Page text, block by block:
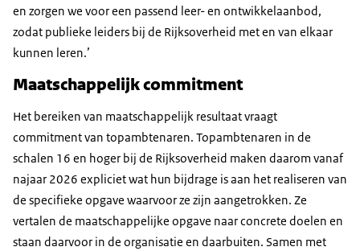
en zorgen we voor een passend leer- en ontwikkelaanbod,
zodat publieke leiders bij de Rijksoverheid met en van elkaar
kunnen leren.’
Maatschappelijk commitment
Het bereiken van maatschappelijk resultaat vraagt
commitment van topambtenaren. Topambtenaren in de
schalen 16 en hoger bij de Rijksoverheid maken daarom vanaf
najaar 2026 expliciet wat hun bijdrage is aan het realiseren van
de specifieke opgave waarvoor ze zijn aangetrokken. Ze
vertalen de maatschappelijke opgave naar concrete doelen en
staan daarvoor in de organisatie en daarbuiten. Samen met